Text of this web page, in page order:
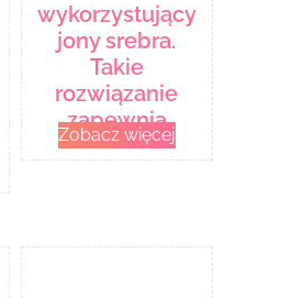
wykorzystujący
jony srebra.
Takie
rozwiązanie
zapewnia
skuteczne
Ponadto bidon
Zobacz więcej